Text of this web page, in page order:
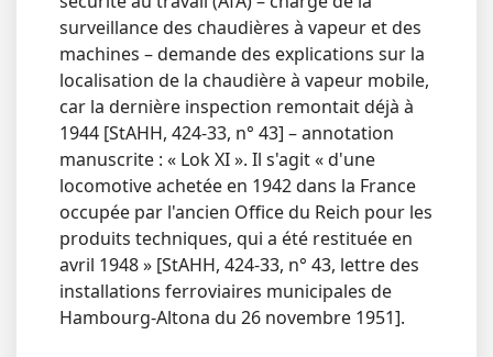
surveillance des chaudières à vapeur et des
machines – demande des explications sur la
localisation de la chaudière à vapeur mobile,
car la dernière inspection remontait déjà à
1944 [StAHH, 424-33, n° 43] – annotation
manuscrite : « Lok XI ». Il s'agit « d'une
locomotive achetée en 1942 dans la France
occupée par l'ancien Office du Reich pour les
produits techniques, qui a été restituée en
avril 1948 » [StAHH, 424-33, n° 43, lettre des
installations ferroviaires municipales de
Hambourg-Altona du 26 novembre 1951].